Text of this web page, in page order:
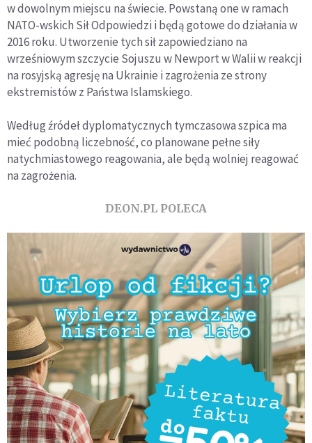
w dowolnym miejscu na świecie. Powstaną one w ramach
NATO-wskich Sił Odpowiedzi i będą gotowe do działania w
2016 roku. Utworzenie tych sił zapowiedziano na
wrześniowym szczycie Sojuszu w Newport w Walii w reakcji
na rosyjską agresję na Ukrainie i zagrożenia ze strony
ekstremistów z Państwa Islamskiego.
Według źródeł dyplomatycznych tymczasowa szpica ma
mieć podobną liczebność, co planowane pełne siły
natychmiastowego reagowania, ale będą wolniej reagować
na zagrożenia.
DEON.PL POLECA